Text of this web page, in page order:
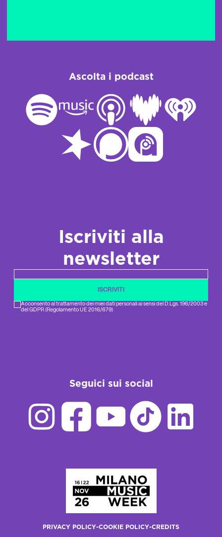
Ascolta i podcast
Iscriviti alla
newsletter
ISCRIVITI
Acconsento al trattamento dei miei dati personali ai sensi del D.Lgs. 196/2003 e
del GDPR (Regolamento UE 2016/679)
Seguici sui social
PRIVACY POLICY-COOKIE POLICY-CREDITS